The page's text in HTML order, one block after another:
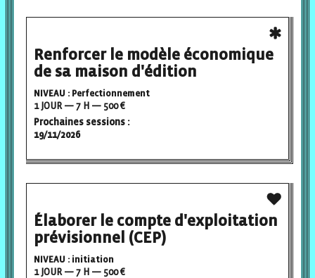
Renforcer le modèle économique
de sa maison d'édition
NIVEAU : Perfectionnement
1 JOUR — 7 H — 500 €
Prochaines sessions :
19/11/2026
Élaborer le compte d'exploitation
prévisionnel (CEP)
NIVEAU : initiation
1 JOUR — 7 H — 500 €